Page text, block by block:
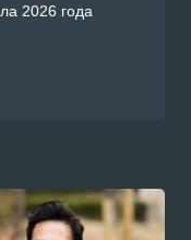
2026 года